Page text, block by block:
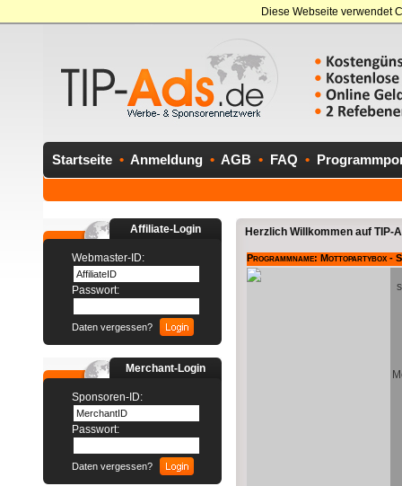
Diese Webseite verwendet
Startseite • Anmeldung • AGB • FAQ •
Affiliate-Login
Webmaster-ID:
Passwort:
Daten vergessen?
Merchant-Login
Sponsoren-ID:
Passwort:
Daten vergessen?
Herzlich Willkommen auf TIP-
Programmname: Mottopartybox -